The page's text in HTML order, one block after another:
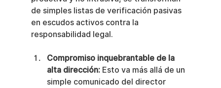
de simples listas de verificación pasivas
en escudos activos contra la
responsabilidad legal.
Compromiso inquebrantable de la
alta dirección: Esto va más allá de un
simple comunicado del director